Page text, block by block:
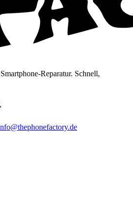
Reparatur. Schnell,
,